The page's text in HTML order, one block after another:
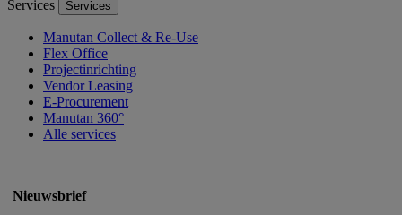
Services Services
Manutan Collect & Re-Use
Flex Office
Projectinrichting
Vendor Leasing
E-Procurement
Manutan 360°
Alle services
Nieuwsbrief